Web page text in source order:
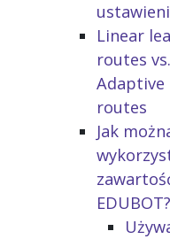
Linear
routes vs.
Adaptive
routes
Jak
EDUBOT?